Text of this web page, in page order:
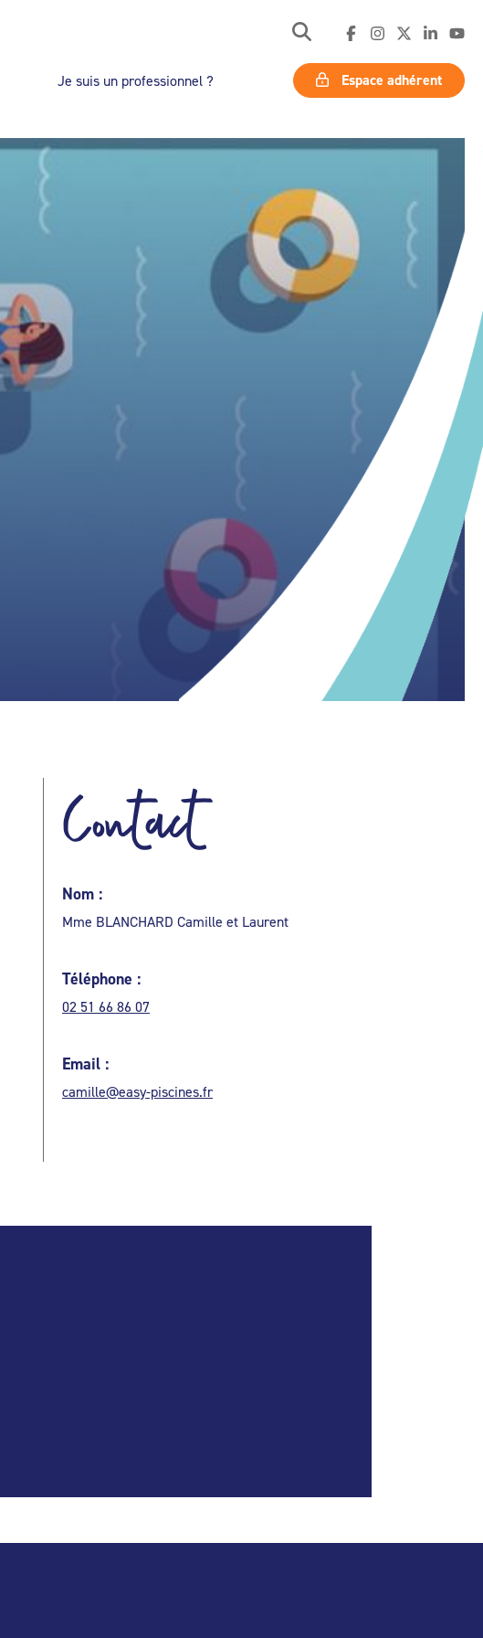
Je suis un professionnel ? Espace adhérent
Contact
Nom :
Mme BLANCHARD Camille et Laurent
Téléphone :
02 51 66 86 07
Email :
camille@easy-piscines.fr